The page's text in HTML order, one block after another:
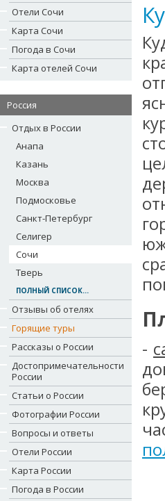
Отели Сочи
Карта Сочи
Погода в Сочи
Карта отелей Сочи
Россия
Отдых в России
Анапа
Казань
Москва
Подмосковье
Санкт-Петербург
Селигер
Сочи
Тверь
ПОЛНЫЙ СПИСОК...
Отзывы об отелях
Горящие туры
Рассказы о России
Достопримечательности
России
Статьи о России
Фотографии России
Вопросы и ответы
Отели России
Карта России
Погода в России
-